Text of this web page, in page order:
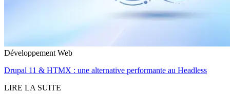
Développement Web
Drupal 11 & HTMX : une alternative performante au Headless
LIRE LA SUITE